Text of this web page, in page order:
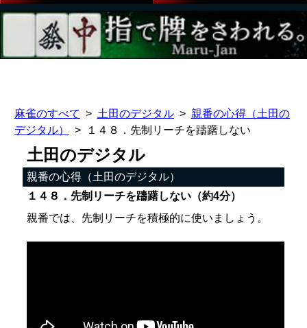
麻雀のすべて 土田のデジタル
親番の心得（土田の
デジタル）
１４８．先制リーチを躊躇しない
土田のデジタル
親番の心得（土田のデジタル）
１４８．先制リーチを躊躇しない（約4分）
親番では、先制リーチを積極的に使いましょう。